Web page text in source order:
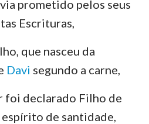
2 João
prometido pelos seus
Escrituras,
que nasceu da
Davi segundo a carne,
foi declarado Filho de
de santidade,